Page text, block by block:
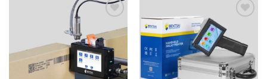
to
wishlist
wishlist